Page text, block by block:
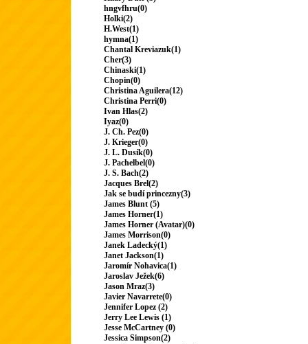
hngvfhru(0)
Holki(2)
H.West(1)
hymna(1)
Chantal Kreviazuk(1)
Cher(3)
Chinaski(1)
Chopin(0)
Christina Aguilera(12)
Christina Perri(0)
Ivan Hlas(2)
Iyaz(0)
J. Ch. Pez(0)
J. Krieger(0)
J. L. Dusík(0)
J. Pachelbel(0)
J. S. Bach(2)
Jacques Brel(2)
Jak se budí princezny(3)
James Blunt (5)
James Horner(1)
James Horner (Avatar)(0)
James Morrison(0)
Janek Ladecký(1)
Janet Jackson(1)
Jaromír Nohavica(1)
Jaroslav Ježek(6)
Jason Mraz(3)
Javier Navarrete(0)
Jennifer Lopez (2)
Jerry Lee Lewis (1)
Jesse McCartney (0)
Jessica Simpson(2)